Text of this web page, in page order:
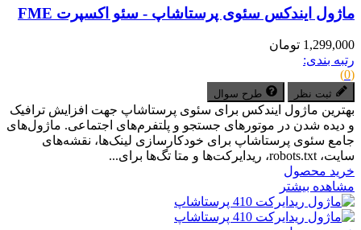
ماژول ایندکس سئوی پرستاشاپ - سئو اکسپرت FME
1,299,000 تومان
رتبه بندی:
(0)
ثبت نظر طرح سوال
بهترین ماژول ایندکس برای سئوی پرستاشاپ جهت افزایش ترافیک
و دیده شدن در موتورهای جستجو و پلتفرم‌های اجتماعی. ماژول‌های
جامع سئوی پرستاشاپ برای خودکارسازی لینک‌ها، نقشه‌های
سایت، robots.txt، ریدایرکت‌ها و متا تگ‌ها برای...
خرید محصول
مشاهده بیشتر